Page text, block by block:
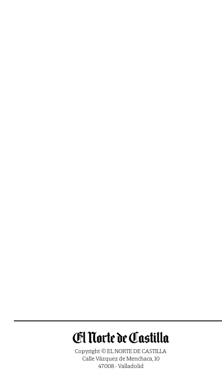
Copyright © EL NORTE DE CASTILLA
Calle Vázquez de Menchaca, 10
47008 - Valladolid